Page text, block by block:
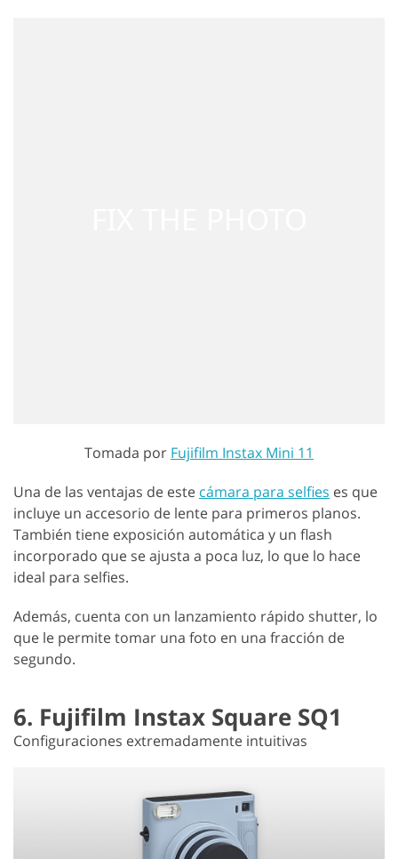
Tomada por Fujifilm Instax Mini 11
Una de las ventajas de este cámara para selfies es que
incluye un accesorio de lente para primeros planos.
También tiene exposición automática y un flash
incorporado que se ajusta a poca luz, lo que lo hace
ideal para selfies.
Además, cuenta con un lanzamiento rápido shutter, lo
que le permite tomar una foto en una fracción de
segundo.
6. Fujifilm Instax Square SQ1
Configuraciones extremadamente intuitivas